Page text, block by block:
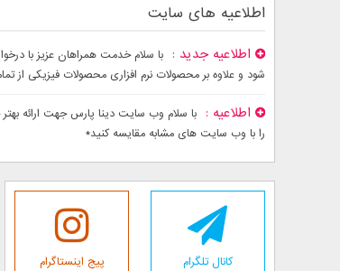
اطلاعیه های سایت
اطلاعیه جدید
شود و علاوه بر محصولات نرم افزاری محصولات فیزیکی از
اطلاعیه
را با وب سایت های مشابه مقایسه کنید*
کانال تلگرام پیج اینستاگرام